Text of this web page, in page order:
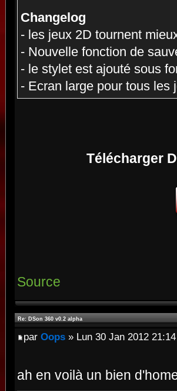
Changelog
- les jeux 2D tournent
- Nouvelle fonction de
- le stylet est ajouté sous
- Ecran large pour tous les
Télécharger
Source
Re: DSon 360 v0.2 alpha
par Oops » Lun 30 Jan 2012 21:14
ah en voilà un bien